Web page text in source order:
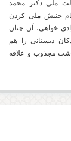
ملی دکتر محمد
جنبش ملی کردن
خواهی، آن چنان
دبستانی را هم
مجذوب و علاقه